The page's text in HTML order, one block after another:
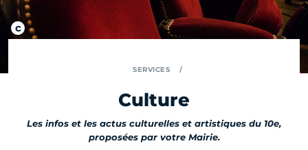
SERVICES
Culture
Les infos et les actus culturelles et artistiques du 10e,
proposées par votre Mairie.